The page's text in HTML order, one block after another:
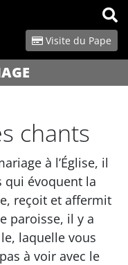
Visite du Pape
chants
à l’Église, il
qui évoquent la
reçoit et affermit
paroisse, il y a
laquelle vous
à voir avec le